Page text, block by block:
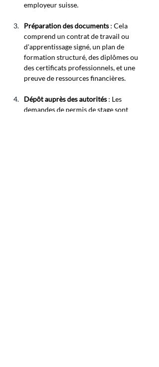
employeur suisse.
Préparation des documents : Cela
comprend un contrat de travail ou
d'apprentissage signé, un plan de
formation structuré, des diplômes ou
des certificats professionnels, et une
preuve de ressources financières.
Dépôt auprès des autorités : Les
demandes de permis de stage sont